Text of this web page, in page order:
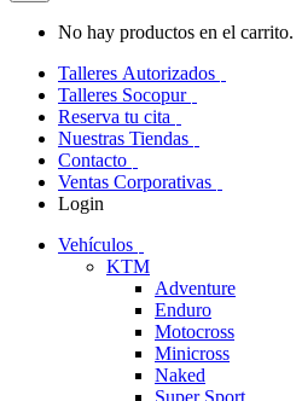
No hay productos en el carrito.
Talleres Autorizados
Talleres Socopur
Reserva tu cita
Nuestras Tiendas
Contacto
Ventas Corporativas
Login
Vehículos
KTM
Adventure
Enduro
Motocross
Minicross
Naked
Super Sport